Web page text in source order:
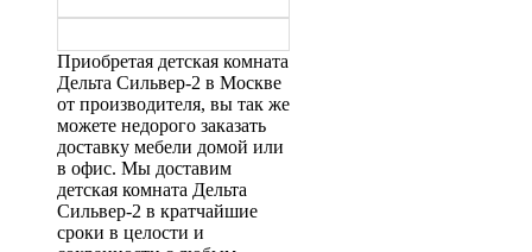
Приобретая детская комната
Дельта Сильвер-2 в Москве
от производителя, вы так же
можете недорого заказать
доставку мебели домой или
в офис. Мы доставим
детская комната Дельта
Сильвер-2 в кратчайшие
сроки в целости и